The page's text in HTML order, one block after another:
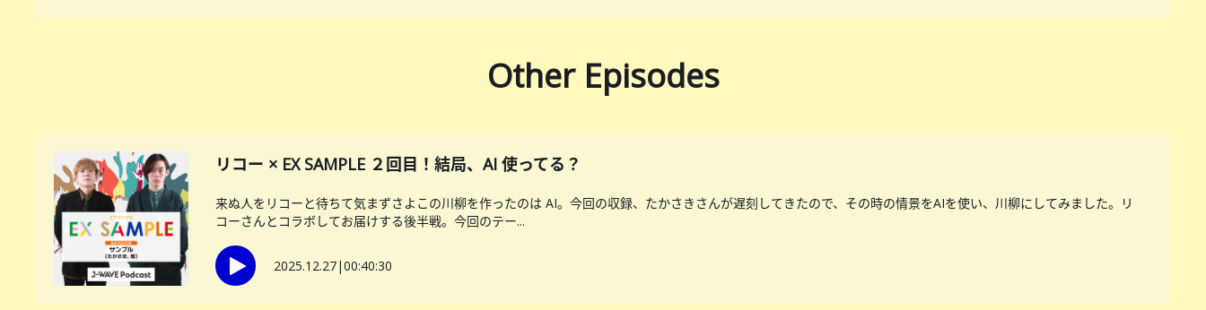
Other Episodes
リコー × EX SAMPLE ２回目！結局、AI 使ってる？
来ぬ人をリコーと待ちて気まずさよこの川柳を作ったのは AI。今回の収録、たかさきさんが遅刻してきたので、その時の情景をAIを使い、川柳にしてみました。リ
コーさんとコラボしてお届けする後半戦。今回のテー...
2025.12.27|00:40:30